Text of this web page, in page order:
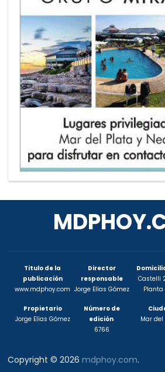
Titulo de la
publicación
www.mdphoy.com
Propietario
Jorge Elías Gómez
Director
responsable
Jorge Elías Gómez
Número de
edición
6766
Castelli
Mar del
Copyright © 2026mdphoy.com.